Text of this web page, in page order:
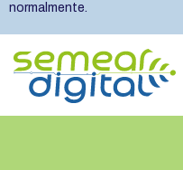
normalmente.